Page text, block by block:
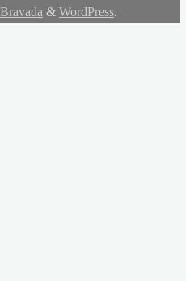
Bravada & WordPress.